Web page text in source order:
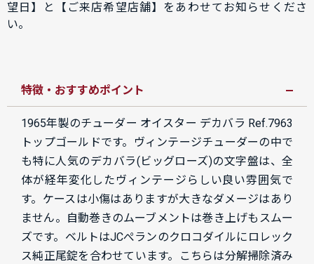
望日】と【ご来店希望店舗】をあわせてお知らせくださ
い。
特徴・おすすめポイント
1965年製のチューダー オイスター デカバラ Ref.7963
トップゴールドです。
ヴィンテージチューダーの中で
も特に人気のデカバラ(ビッグローズ)の文字盤は、全
体が経年変化したヴィンテージらしい良い雰囲気で
す。ケースは小傷はありますが大きなダメージはあり
ません。自動巻きのムーブメントは巻き上げもスムー
ズです。ベルトはJCぺランのクロコダイルにロレック
ス純正尾錠を合わせています。こちらは分解掃除済み